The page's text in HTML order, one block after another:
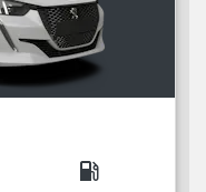
local_gas_station